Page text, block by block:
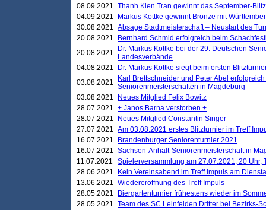
08.09.2021 Thanh Kien Tran gewinnt das September-
04.09.2021
Markus Kottke gewinnt Bronze mit
30.08.2021 Absage Stadtmeisterschaft – Neustart des
20.08.2021
Bernhard Schmid erfolgreich beim
20.08.2021
Dr. Markus Kottke bei der 29. Deutschen
Landesverbände
04.08.2021
Dr. Markus Kottke siegt beim ersten
03.08.2021
Karl Brettschneider und Peter Abel
Seniorenmeisterschaften in Magdeburg
03.08.2021
Neues Mitglied Felix Bowitz
28.07.2021 + Janos Barna verstorben +
28.07.2021
Neues Mitglied Constantin Singer
27.07.2021 Am 03.08.2021 erstes Blitzturnier im Treff
16.07.2021
Brandenburger Seniorenturnier 2021
16.07.2021 Sachsen-Anhalt-Seniorenmeisterschaft in
11.07.2021
Spielerversammlung am 27.07.2021, 20 Uhr,
28.06.2021
Kein Vereinsabend im Treff Impuls am
13.06.2021 Wiedereröffnung des Treff Impuls
28.05.2021
Biergartenturnier frühestens wieder im
28.05.2021 Team des SC Leinfelden Dritter bei Bezirks-